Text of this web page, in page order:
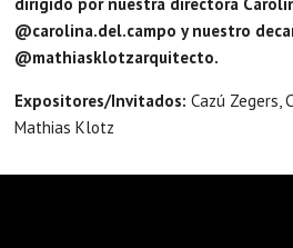
dirigido por nuestra directora
@carolina.del.campo y nuestro
@mathiasklotzarquitecto.
Expositores/Invitados:Cazú Zegers,
Mathias Klotz